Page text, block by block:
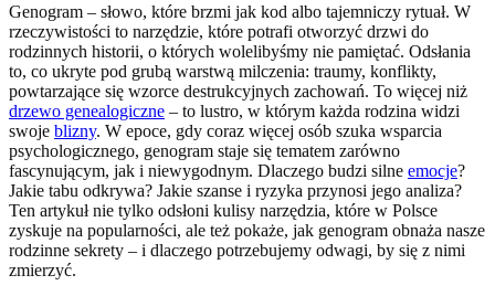
Genogram – słowo, które brzmi jak kod albo tajemniczy rytuał. W
rzeczywistości to narzędzie, które potrafi otworzyć drzwi do
rodzinnych historii, o których wolelibyśmy nie pamiętać. Odsłania
to, co ukryte pod grubą warstwą milczenia: traumy, konflikty,
powtarzające się wzorce destrukcyjnych zachowań. To więcej niż
drzewo genealogiczne – to lustro, w którym każda rodzina widzi
swoje blizny. W epoce, gdy coraz więcej osób szuka wsparcia
psychologicznego, genogram staje się tematem zarówno
fascynującym, jak i niewygodnym. Dlaczego budzi silne emocje?
Jakie tabu odkrywa? Jakie szanse i ryzyka przynosi jego analiza?
Ten artykuł nie tylko odsłoni kulisy narzędzia, które w Polsce
zyskuje na popularności, ale też pokaże, jak genogram obnaża nasze
rodzinne sekrety – i dlaczego potrzebujemy odwagi, by się z nimi
zmierzyć.